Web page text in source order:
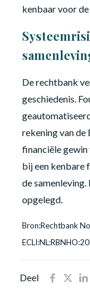
kenbaar voor
De rechtbank
geschiedenis.
rekening van
financiële
bij een kenbare
de
opgelegd.
Bron:Rechtbank
Deel